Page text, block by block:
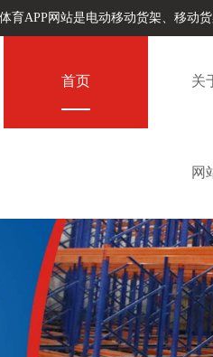
育APP网站是电动移动货架、移动
首页 关
网